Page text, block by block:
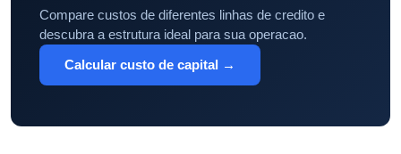
Compare custos de diferentes linhas de credito e
descubra a estrutura ideal para sua operacao.
Calcular custo de capital →